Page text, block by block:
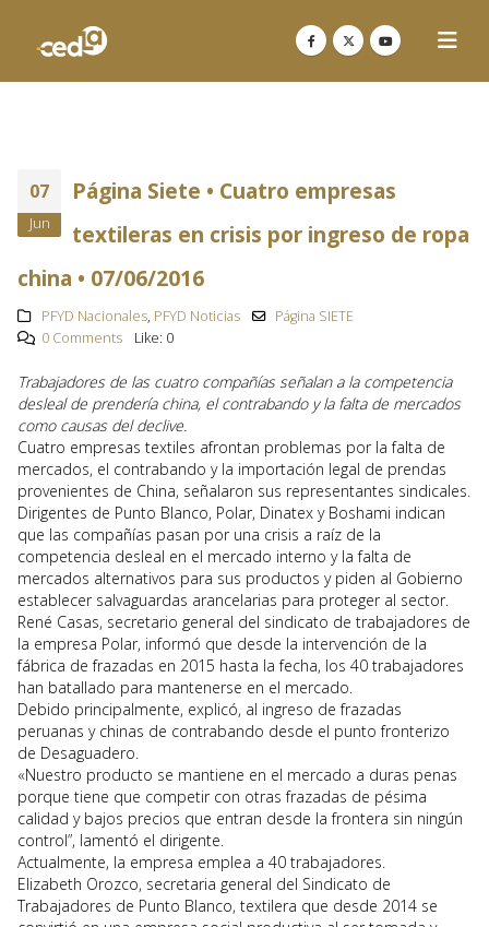
07
Jun
Página Siete • Cuatro empresas
textileras en crisis por ingreso de ropa
china • 07/06/2016
PFYD Nacionales, PFYD Noticias
Página SIETE
0 Comments
Like: 0
Trabajadores de las cuatro compañías señalan a la competencia
desleal de prendería china, el contrabando y la falta de mercados
como causas del declive.
Cuatro empresas textiles afrontan problemas por la falta de
mercados, el contrabando y la importación legal de prendas
provenientes de China, señalaron sus representantes sindicales.
Dirigentes de Punto Blanco, Polar, Dinatex y Boshami indican
que las compañías pasan por una crisis a raíz de la
competencia desleal en el mercado interno y la falta de
mercados alternativos para sus productos y piden al Gobierno
establecer salvaguardas arancelarias para proteger al sector.
René Casas, secretario general del sindicato de trabajadores de
la empresa Polar, informó que desde la intervención de la
fábrica de frazadas en 2015 hasta la fecha, los 40 trabajadores
han batallado para mantenerse en el mercado.
Debido principalmente, explicó, al ingreso de frazadas
peruanas y chinas de contrabando desde el punto fronterizo
de Desaguadero.
«Nuestro producto se mantiene en el mercado a duras penas
porque tiene que competir con otras frazadas de pésima
calidad y bajos precios que entran desde la frontera sin ningún
control”, lamentó el dirigente.
Actualmente, la empresa emplea a 40 trabajadores.
Elizabeth Orozco, secretaria general del Sindicato de
Trabajadores de Punto Blanco, textilera que desde 2014 se